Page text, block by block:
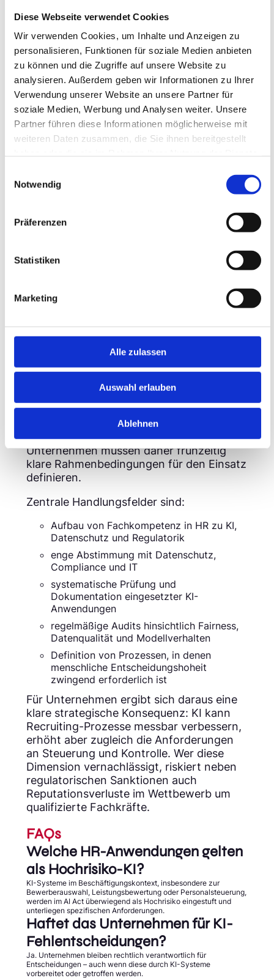
Diese Webseite verwendet Cookies
Wir verwenden Cookies, um Inhalte und Anzeigen zu
personalisieren, Funktionen für soziale Medien anbieten
zu können und die Zugriffe auf unsere Website zu
analysieren. Außerdem geben wir Informationen zu Ihrer
Verwendung unserer Website an unsere Partner für
soziale Medien, Werbung und Analysen weiter. Unsere
Partner führen diese Informationen möglicherweise mit
weiteren Daten zusammen, die Sie ihnen bereitgestellt
Notwendig
Präferenzen
Statistiken
Marketing
Alle zulassen
Auswahl erlauben
Ablehnen
verzerrten Ergebnissen und falschen
Entscheidungen führen.
Aus Datenschutzsicht sind insbesondere
folgende Aspekte kritisch:
fehlende oder unklare Rechtsgrundlagen
für die Datenverarbeitung (z. B.
Einwilligung oder berechtigtes Interesse)
Verarbeitung besonderer Kategorien
ausreichende Rechtfertigung
intransparente Profilbildung oder Scoring-
Verfahren
Löschfristen
Verantwortliche die Einhaltung der
müssen, etwa durch
Auftragsverarbeitungsverträge und
Maßnahmen.
Strategische Implikationen für HR
und Recruiting
kein isoliertes IT-Thema. Er verändert
Entscheidungsprozesse, Governance-
Strukturen und Risikoverantwortung.
Unternehmen müssen daher frühzeitig
klare Rahmenbedingungen für den Einsatz
definieren.
Zentrale Handlungsfelder sind:
Aufbau von Fachkompetenz in HR zu KI,
Datenschutz und Regulatorik
enge Abstimmung mit Datenschutz,
Compliance und IT
systematische Prüfung und
Dokumentation eingesetzter KI-
Anwendungen
regelmäßige Audits hinsichtlich Fairness,
Datenqualität und Modellverhalten
Definition von Prozessen, in denen
menschliche Entscheidungshoheit
zwingend erforderlich ist
Für Unternehmen ergibt sich daraus eine
klare strategische Konsequenz: KI kann
Recruiting-Prozesse messbar verbessern,
erhöht aber zugleich die Anforderungen
an Steuerung und Kontrolle. Wer diese
Dimension vernachlässigt, riskiert neben
regulatorischen Sanktionen auch
Reputationsverluste im Wettbewerb um
qualifizierte Fachkräfte.
FAQs
Welche HR-Anwendungen gelten
als Hochrisiko-KI?
KI-Systeme im Beschäftigungskontext, insbesondere zur
Bewerberauswahl, Leistungsbewertung oder Personalsteuerung,
werden im AI Act überwiegend als Hochrisiko eingestuft und
unterliegen spezifischen Anforderungen.
Haftet das Unternehmen für KI-
Fehlentscheidungen?
Ja. Unternehmen bleiben rechtlich verantwortlich für
Entscheidungen – auch wenn diese durch KI-Systeme
vorbereitet oder getroffen werden.